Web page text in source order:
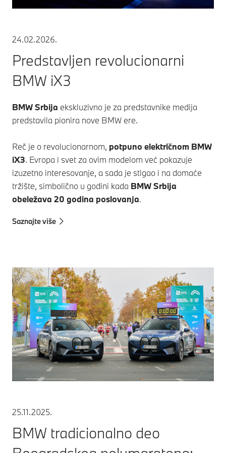
24.02.2026.
Predstavljen revolucionarni
BMW iX3
BMW Srbija ekskluzivno je za predstavnike medija
predstavila pionira nove BMW ere.
Reč je o revolucionarnom, potpuno električnom BMW
iX3. Evropa i svet za ovim modelom već pokazuje
izuzetno interesovanje, a sada je stigao i na domaće
tržište, simbolično u godini kada BMW Srbija
obeležava 20 godina poslovanja.
Saznajte više
25.11.2025.
BMW tradicionalno deo